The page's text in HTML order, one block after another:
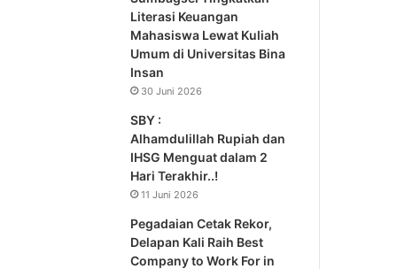
Literasi Keuangan
Mahasiswa Lewat Kuliah
Umum di Universitas Bina
Insan
30 Juni 2026
SBY :
Alhamdulillah Rupiah dan
IHSG Menguat dalam 2
Hari Terakhir..!
11 Juni 2026
Pegadaian Cetak Rekor,
Delapan Kali Raih Best
Company to Work For in